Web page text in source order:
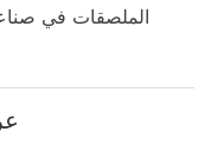
الملصقات في